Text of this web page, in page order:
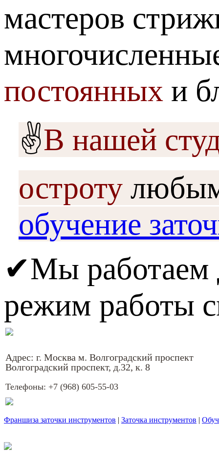
мастеров
постоянных и
✌В нашей
остроту
обучение
✔Мы работаем
режим работы
Адрес: г. Москва м. Волгоградский проспект
Волгоградский проспект, д.32, к. 8
Телефоны: +7 (968) 605-55-03
Франшиза заточки инструментов | Заточка инструментов |